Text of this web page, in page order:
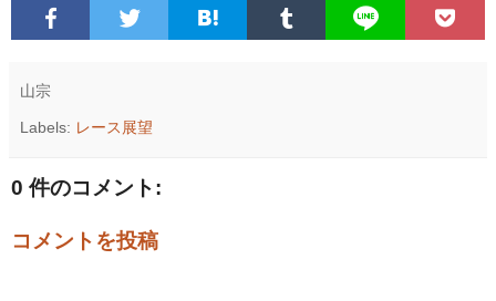
山宗
Labels: レース展望
0 件のコメント:
コメントを投稿